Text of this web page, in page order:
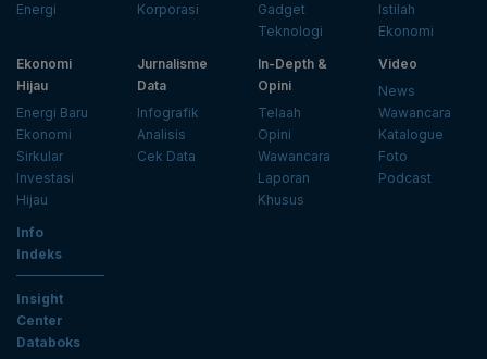
Energi
Korporasi
Gadget
Teknologi
Istilah
Ekonomi
Ekonomi
Hijau
Energi Baru
Ekonomi
Sirkular
Investasi
Hijau
Jurnalisme
Data
Infografik
Analisis
Cek Data
In-Depth &
Opini
Telaah
Opini
Wawancara
Laporan
Khusus
Video
News
Wawancara
Katalogue
Foto
Podcast
Info
Indeks
Insight
Center
Databoks